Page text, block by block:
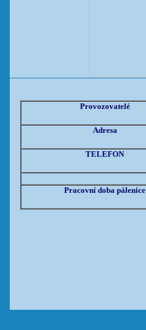
Provozovatelé
Adresa
TELEFON
Pracovní doba pálenice